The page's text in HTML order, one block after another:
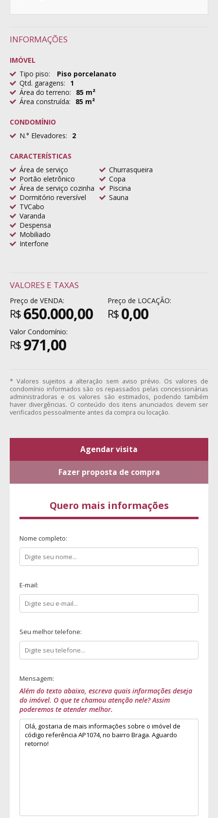
INFORMAÇÕES
IMÓVEL
Tipo piso:
Piso porcelanato
Qtd. garagens:
1
Área do terreno:
85 m²
Área construída:
85 m²
CONDOMÍNIO
N.° Elevadores:
2
CARACTERÍSTICAS
Área de serviço
Portão eletrônico
Área de serviço cozinha
Dormitório reversível
Churrasqueira
Copa
Piscina
Sauna
TVCabo
Varanda
Despensa
Mobiliado
Interfone
VALORES E TAXAS
Preço de VENDA:
R$ 650.000,00
Preço de LOCAÇÃO:
R$ 0,00
Valor Condomínio:
R$ 971,00
* Valores sujeitos a alteração sem aviso prévio. Os valores de
condomínio informados são os repassados pelas concessionárias
administradoras e os valores são estimados, podendo também
haver divergências. O conteúdo dos itens anunciados devem ser
verificados pessoalmente antes da compra ou locação.
Agendar visita
Fazer proposta de compra
Quero mais informações
Nome completo:
E-mail:
Seu melhor telefone:
Mensagem:
Além do texto abaixo, escreva quais informações deseja
do imóvel. O que te chamou atenção nele? Assim
poderemos te atender melhor.